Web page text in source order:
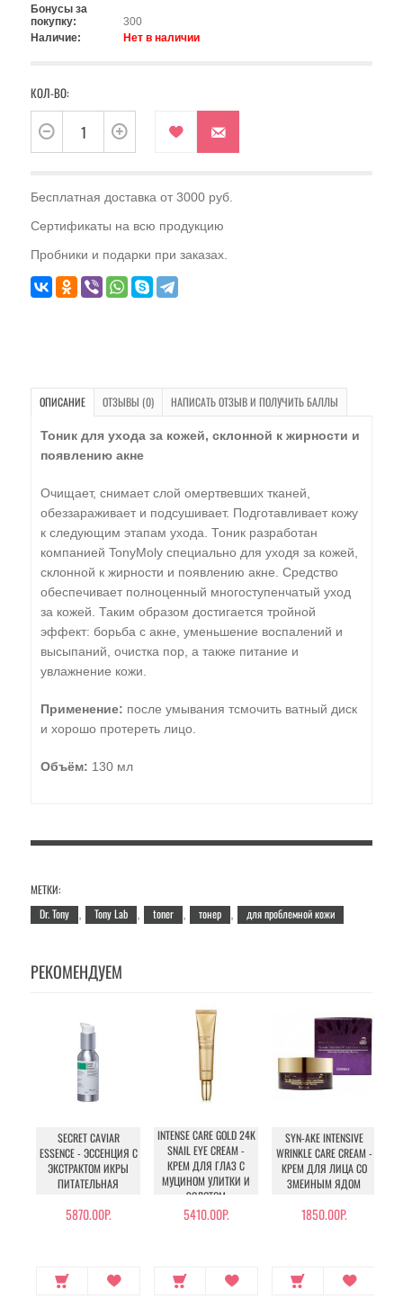
Бонусы за
покупку:
300
Наличие:
Нет в наличии
КОЛ-ВО:
Бесплатная доставка от 3000 руб.
Сертификаты на всю продукцию
Пробники и подарки при заказах.
ОПИСАНИЕ ОТЗЫВЫ (0) НАПИСАТЬ ОТЗЫВ И ПОЛУЧИТЬ БАЛЛЫ
Тоник для ухода за кожей, склонной к жирности и
появлению акне
Очищает, снимает слой омертвевших тканей,
обеззараживает и подсушивает. Подготавливает кожу
к следующим этапам ухода. Тоник разработан
компанией TonyMoly специально для уходя за кожей,
склонной к жирности и появлению акне. Средство
обеспечивает полноценный многоступенчатый уход
за кожей. Таким образом достигается тройной
эффект: борьба с акне, уменьшение воспалений и
высыпаний, очистка пор, а также питание и
увлажнение кожи.
Применение: после умывания тсмочить ватный диск
и хорошо протереть лицо.
Объём: 130 мл
МЕТКИ:
Dr. Tony
Tony Lab toner тонер для проблемной кожи
РЕКОМЕНДУЕМ
SECRET CAVIAR
ESSENCE - ЭССЕНЦИЯ С
ЭКСТРАКТОМ ИКРЫ
ПИТАТЕЛЬНАЯ
5870.00Р.
INTENSE CARE GOLD 24K
SNAIL EYE CREAM -
КРЕМ ДЛЯ ГЛАЗ С
МУЦИНОМ УЛИТКИ И
ЗОЛОТОМ
5410.00Р.
SYN-AKE INTENSIVE
WRINKLE CARE CREAM -
КРЕМ ДЛЯ ЛИЦА СО
ЗМЕИНЫМ ЯДОМ
1850.00Р.